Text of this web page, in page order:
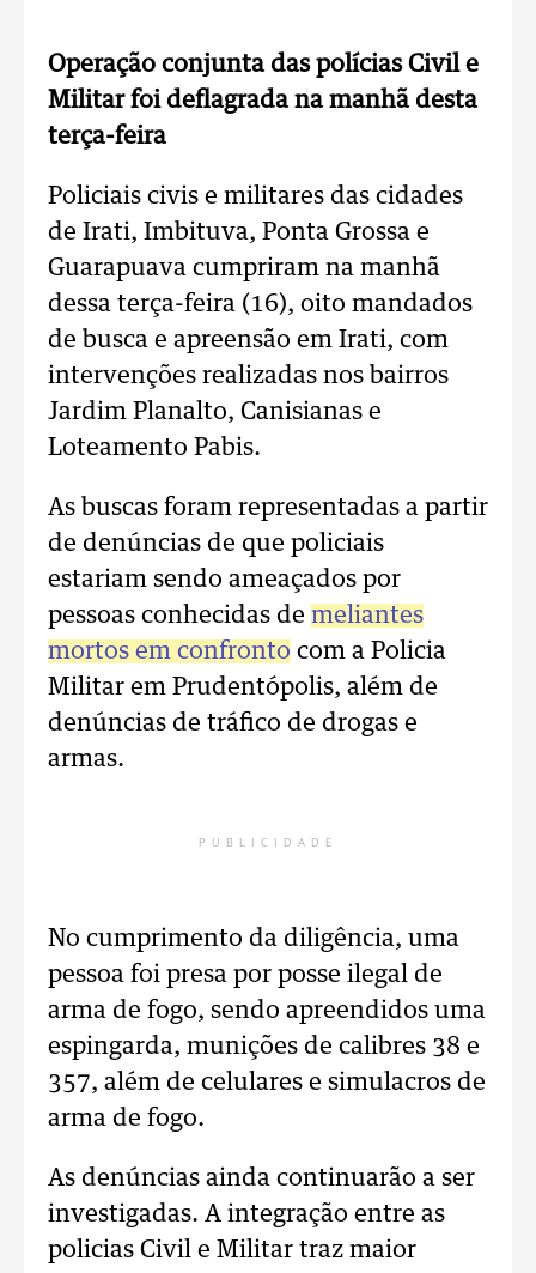
Operação conjunta das polícias Civil e
Militar foi deflagrada na manhã desta
terça-feira
Policiais civis e militares das cidades
de Irati, Imbituva, Ponta Grossa e
Guarapuava cumpriram na manhã
dessa terça-feira (16), oito mandados
de busca e apreensão em Irati, com
intervenções realizadas nos bairros
Jardim Planalto, Canisianas e
Loteamento Pabis.
As buscas foram representadas a partir
de denúncias de que policiais
estariam sendo ameaçados por
pessoas conhecidas de meliantes
mortos em confronto com a Policia
Militar em Prudentópolis, além de
denúncias de tráfico de drogas e
armas.
PUBLICIDADE
No cumprimento da diligência, uma
pessoa foi presa por posse ilegal de
arma de fogo, sendo apreendidos uma
espingarda, munições de calibres 38 e
357, além de celulares e simulacros de
arma de fogo.
As denúncias ainda continuarão a ser
investigadas. A integração entre as
policias Civil e Militar traz maior